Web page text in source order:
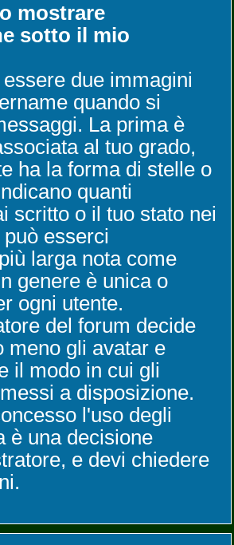
mostrare
sotto il mio
due immagini
quando si
La prima è
al tuo grado,
ha la forma di stelle o
quanti
scritto o il tuo stato nei
esserci
larga nota come
genere è unica o
ogni utente.
del forum decide
meno gli avatar e
il modo in cui gli
a disposizione.
l'uso degli
è una decisione
e devi chiedere